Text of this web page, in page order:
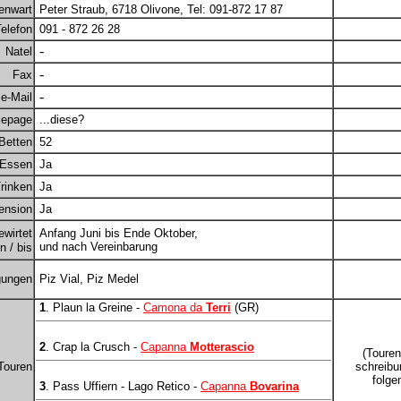
Peter Straub, 6718 Olivone, Tel: 091-872 17 87
091 - 872 26 28
Natel
-
Fax -
e-Mail -
...diese?
Betten 52
Essen Ja
Ja
Ja
/ bis
Anfang Juni bis Ende Oktober,
und nach Vereinbarung
Piz Vial, Piz Medel
1. Plaun la Greine - Camona da Terri (GR)
2. Crap la Crusch - Capanna Motterascio
3. Pass Uffiern - Lago Retico - Capanna Bovarina